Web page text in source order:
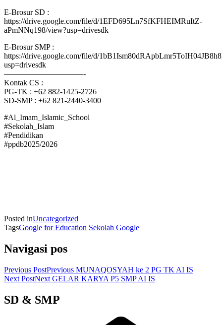
E-Brosur SD :
https://drive.google.com/file/d/1EFD695Ln7SfKFHEIMRuItZ-
aPmNNq198/view?usp=drivesdk
E-Brosur SMP :
https://drive.google.com/file/d/
usp=drivesdk
——————————-
Kontak CS :
PG-TK : ‪+62 882-1425-2726‬
SD-SMP : ‪+62 821-2440-3400‬
#Al_Imam_Islamic_School
#Sekolah_Islam
#Pendidikan
#ppdb2025/2026
Posted inUncategorized
TagsGoogle for Education Sekolah Google
Navigasi pos
Previous PostPrevious MUNAQOSYAH ke 2 PG TK AI IS
Next PostNext GELAR KARYA P5 SMP AI IS
SD & SMP